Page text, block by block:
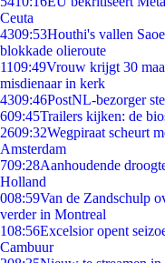
Ceuta
4309:53Houthi's vallen
blokkade olieroute
1109:49Vrouw krijgt 30
misdienaar in kerk
4309:46PostNL-bezorger
609:45Trailers kijken: de
2609:32Wegpiraat scheurt
Amsterdam
709:28Aanhoudende
Holland
008:59Van de Zandschulp
verder in Montreal
108:56Excelsior opent
Cambuur